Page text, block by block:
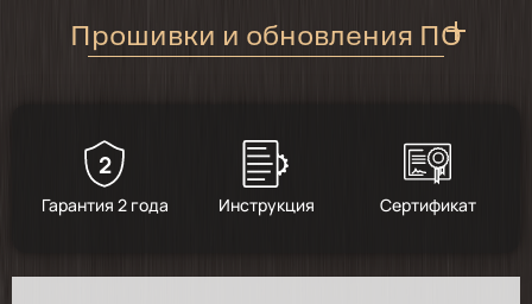
Прошивки и обновления ПО
духовых шкафов
Для смены ПО необходимо проделать следующие
шаги:
и подключить к ней духовой шкаф
2
Гарантия 2 года Инструкция Сертификат